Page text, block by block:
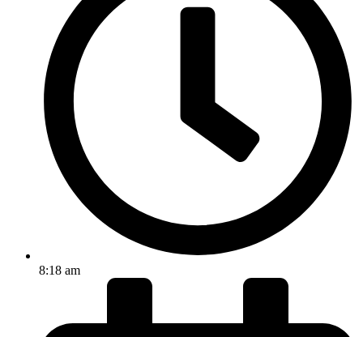
8:18 am